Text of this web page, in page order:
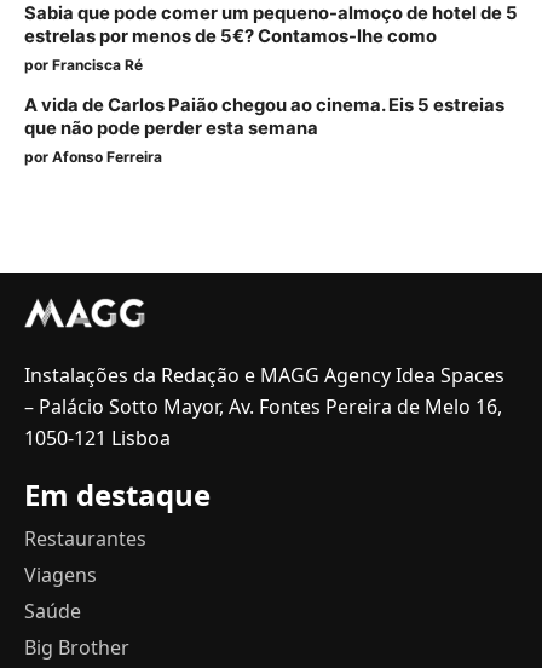
Sabia que pode comer um pequeno-almoço de hotel de 5
estrelas por menos de 5€? Contamos-lhe como
por Francisca Ré
A vida de Carlos Paião chegou ao cinema. Eis 5 estreias
que não pode perder esta semana
por Afonso Ferreira
Instalações da Redação e MAGG Agency Idea Spaces
– Palácio Sotto Mayor, Av. Fontes Pereira de Melo 16,
1050-121 Lisboa
Em destaque
Restaurantes
Viagens
Saúde
Big Brother